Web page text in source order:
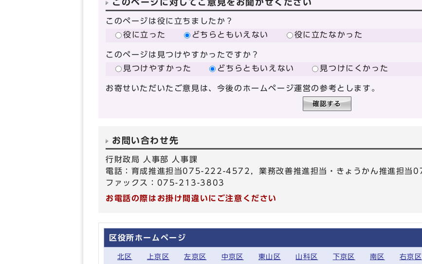
このページに対してご意見をお聞かせください
このページは役に立ちましたか？
役に立った
どちらともいえない 役に立たなかった
このページは見つけやすかったですか？
見つけやすかった
どちらともいえない 見つけにくかった
お寄せいただいたご意見は、今後のホームページ運営の参考とします。
お問い合わせ先
行財政局 人事部 人事課
電話：育成推進担当075-222-4572，業務改善推進担当・きょうかん推進担
ファックス：075-213-3803
お電話の際はお掛け間違いにご注意ください
区役所ホームページ
北区 上京区 左京区 中京区 東山区 山科区 下京区 南区 右京区